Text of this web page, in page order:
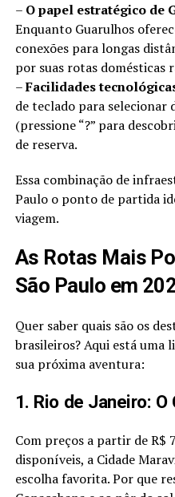
– O papel estratégico de
Enquanto Guarulhos
conexões para longas
por suas rotas domésticas
–Facilidades
de teclado para selecionar
(pressione “?” para
de reserva.
Essa combinação de
Paulo o ponto de partida
viagem.
As Rotas Mais
São Paulo em
Quer saber quais são os
brasileiros? Aqui está uma
sua próxima aventura:
1. Rio de Janeiro:
Com preços a partir de R$
disponíveis, a Cidade
escolha favorita. Por que